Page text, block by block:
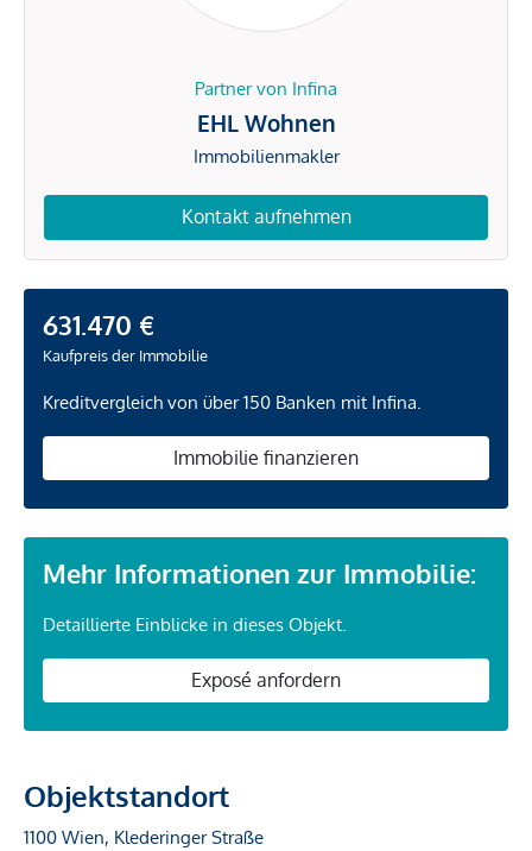
Partner von Infina
EHL Wohnen
Immobilienmakler
Kontakt aufnehmen
631.470 €
Kaufpreis der Immobilie
Kreditvergleich von über 150 Banken mit Infina.
Immobilie finanzieren
Mehr Informationen zur Immobilie:
Detaillierte Einblicke in dieses Objekt.
Exposé anfordern
Objektstandort
1100 Wien, Klederinger Straße